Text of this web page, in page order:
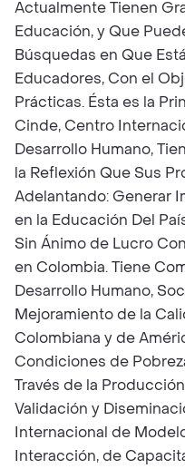
Actualmente Tienen
Educación, y Que
Búsquedas en Que
Educadores, Con el
Prácticas. Ésta es la
Cinde, Centro
Desarrollo Humano,
la Reflexión Que Sus
Adelantando: Generar
en la Educación Del
Sin Ánimo de Lucro
en Colombia. Tiene
Desarrollo Humano,
Mejoramiento de la
Colombiana y de
Condiciones de
Través de la
Validación y
Internacional de
Interacción, de